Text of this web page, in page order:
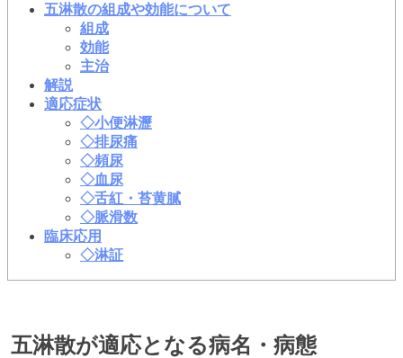
五淋散の組成や効能について
組成
効能
主治
解説
適応症状
◇小便淋瀝
◇排尿痛
◇頻尿
◇血尿
◇舌紅・苔黄膩
◇脈滑数
臨床応用
◇淋証
五淋散が適応となる病名・病態